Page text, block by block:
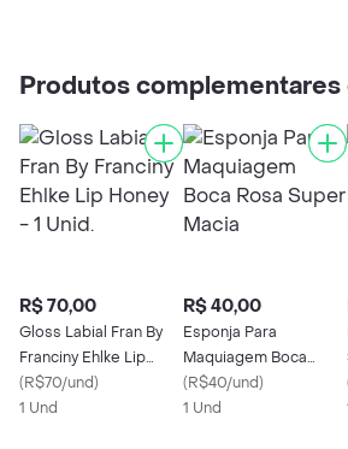
Produtos complementares
R$ 70,00
Gloss Labial Fran By
Franciny Ehlke Lip
Honey - 1 Unid.
(R$70/und)
1 Und
R$ 40,00
Esponja Para
Maquiagem Boca
Rosa Super Macia
(R$40/und)
1 Und